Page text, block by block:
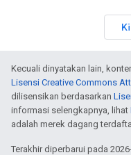
Kecuali dinyatakan lain,
Lisensi Creative Commons
dilisensikan berdasarkan
informasi selengkapnya, lihat
adalah merek dagang
Terakhir diperbarui pada